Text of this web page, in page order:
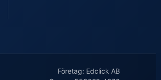
Företag: Edclick AB